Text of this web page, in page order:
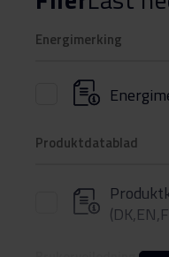
Energimerking
Produktdatablad